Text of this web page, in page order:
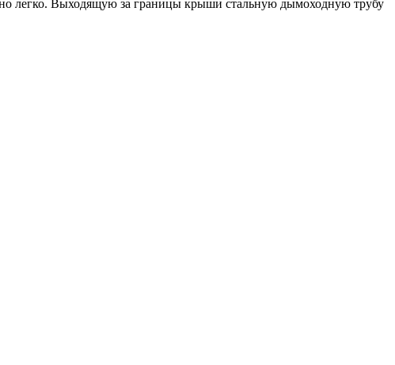
легко. Выходящую за границы крыши стальную дымоходную трубу